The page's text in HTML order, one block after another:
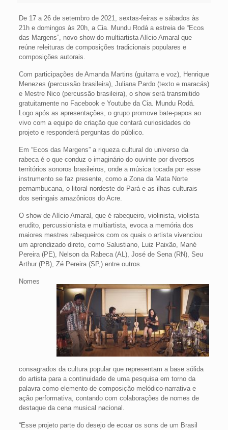
De 17 a 26 de setembro de 2021, sextas-feiras e sábados às
21h e domingos às 20h, a Cia. Mundu Rodá a estreia de “Ecos
das Margens”, novo show do multiartista Alício Amaral que
reúne releituras de composições tradicionais populares e
composições autorais.
Com participações de Amanda Martins (guitarra e voz), Henrique
Menezes (percussão brasileira), Juliana Pardo (texto e maracás)
e Mestre Nico (percussão brasileira), o show será transmitido
gratuitamente no Facebook e Youtube da Cia. Mundu Rodá.
Logo após as apresentações, o grupo promove bate-papos ao
vivo com a equipe de criação que contará curiosidades do
projeto e responderá perguntas do público.
Em “Ecos das Margens” a riqueza cultural do universo da
rabeca é o que conduz o imaginário do ouvinte por diversos
territórios sonoros brasileiros, onde a música tocada por esse
instrumento se faz presente, como a Zona da Mata Norte
pernambucana, o litoral nordeste do Pará e as ilhas culturais
dos seringais amazônicos do Acre.
O show de Alício Amaral, que é rabequeiro, violinista, violista
erudito, percussionista e multiartista, evoca a memória dos
maiores mestres rabequeiros com os quais o artista vivenciou
um aprendizado direto, como Salustiano, Luiz Paixão, Mané
Pereira (PE), Nelson da Rabeca (AL), José de Sena (RN), Seu
Arthur (PB), Zé Pereira (SP,) entre outros.
Nomes
consagrados da cultura popular que representam a base sólida
do artista para a continuidade de uma pesquisa em torno da
palavra como elemento de composição melódico-narrativa e
ação performativa, contando com colaborações de nomes de
destaque da cena musical nacional.
“Esse projeto parte do desejo de ecoar os sons de um Brasil